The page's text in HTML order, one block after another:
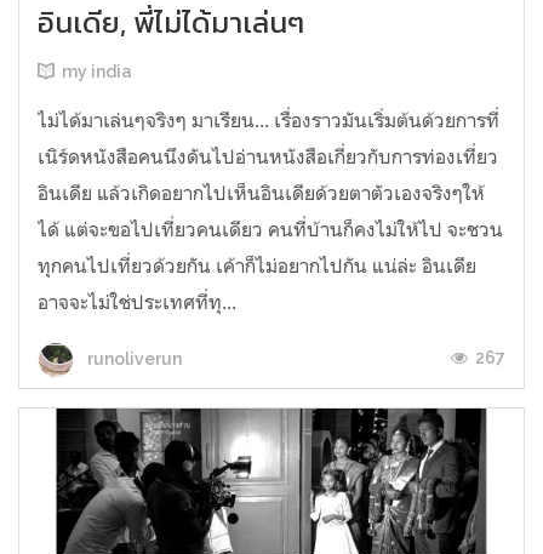
อินเดีย, พี่ไม่ได้มาเล่นๆ
my india
ไม่ได้มาเล่นๆจริงๆ มาเรียน... เรื่องราวมันเริ่มต้นด้วยการที่
เนิร์ดหนังสือคนนึงดันไปอ่านหนังสือเกี่ยวกับการท่องเที่ยว
อินเดีย แล้วเกิดอยากไปเห็นอินเดียด้วยตาตัวเองจริงๆให้
ได้ แต่จะขอไปเที่ยวคนเดียว คนที่บ้านก็คงไม่ให้ไป จะชวน
ทุกคนไปเที่ยวด้วยกัน เค้าก็ไม่อยากไปกัน แน่ล่ะ อินเดีย
อาจจะไม่ใช่ประเทศที่ทุ...
runoliverun 267